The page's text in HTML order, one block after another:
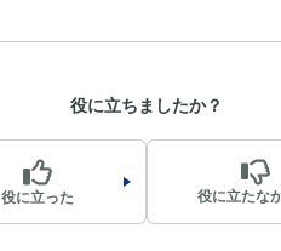
役に立ちましたか？
役に立った 役に立たな